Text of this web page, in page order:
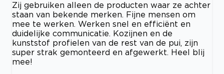
Zij gebruiken alleen de producten waar ze achter
staan van bekende merken. Fijne mensen om
mee te werken. Werken snel en efficiënt en
duidelijke communicatie. Kozijnen en de
kunststof profielen van de rest van de pui, zijn
super strak gemonteerd en afgewerkt. Heel blij
mee!